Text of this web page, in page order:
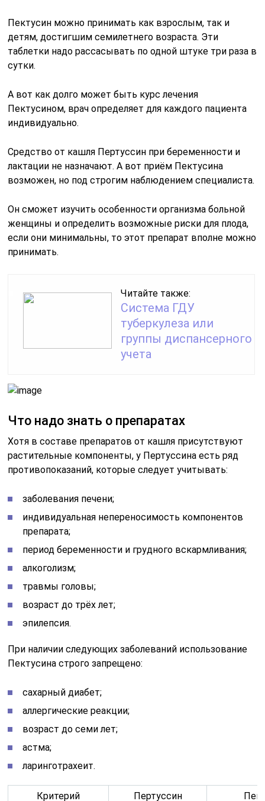
Пектусин можно принимать как взрослым, так и
детям, достигшим семилетнего возраста. Эти
таблетки надо рассасывать по одной штуке три раза в
сутки.
А вот как долго может быть курс лечения
Пектусином, врач определяет для каждого пациента
индивидуально.
Средство от кашля Пертуссин при беременности и
лактации не назначают. А вот приём Пектусина
возможен, но под строгим наблюдением специалиста.
Он сможет изучить особенности организма больной
женщины и определить возможные риски для плода,
если они минимальны, то этот препарат вполне можно
принимать.
Читайте также:
Система ГДУ
туберкулеза или
группы диспансерного
учета
Что надо знать о препаратах
Хотя в составе препаратов от кашля присутствуют
растительные компоненты, у Пертуссина есть ряд
противопоказаний, которые следует учитывать:
заболевания печени;
индивидуальная непереносимость компонентов
препарата;
период беременности и грудного вскармливания;
алкоголизм;
травмы головы;
возраст до трёх лет;
эпилепсия.
При наличии следующих заболеваний использование
Пектусина строго запрещено:
сахарный диабет;
аллергические реакции;
возраст до семи лет;
астма;
ларинготрахеит.
Критерий Пертуссин